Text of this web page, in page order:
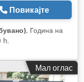
Повикајте
, Година на
h,
Мал оглас